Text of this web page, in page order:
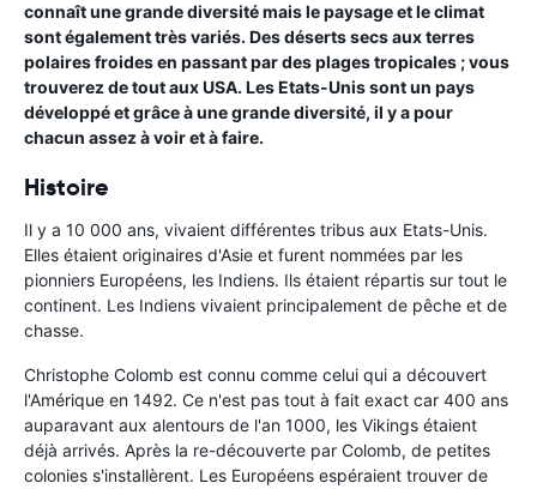
connaît une grande diversité mais le paysage et le climat
sont également très variés. Des déserts secs aux terres
polaires froides en passant par des plages tropicales ; vous
trouverez de tout aux USA. Les Etats-Unis sont un pays
développé et grâce à une grande diversité, il y a pour
chacun assez à voir et à faire.
Histoire
Il y a 10 000 ans, vivaient différentes tribus aux Etats-Unis.
Elles étaient originaires d'Asie et furent nommées par les
pionniers Européens, les Indiens. Ils étaient répartis sur tout le
continent. Les Indiens vivaient principalement de pêche et de
chasse.
Christophe Colomb est connu comme celui qui a découvert
l'Amérique en 1492. Ce n'est pas tout à fait exact car 400 ans
auparavant aux alentours de l'an 1000, les Vikings étaient
déjà arrivés. Après la re-découverte par Colomb, de petites
colonies s'installèrent. Les Européens espéraient trouver de